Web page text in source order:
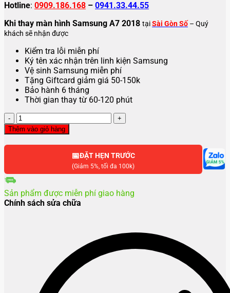
Hotline: 0909.186.168 – 0941.33.44.55
Khi thay màn hình Samsung A7 2018 tạiSài Gòn Số – Quý
khách sẽ nhận được
Kiểm tra lỗi miễn phí
Ký tên xác nhận trên linh kiện Samsung
Vệ sinh Samsung miễn phí
Tặng Giftcard giảm giá 50-150k
Bảo hành 6 tháng
Thời gian thay từ 60-120 phút
Thay
màn
hình
Samsung
số
Thêm vào giỏ hàng
📅ĐẶT HẸN TRƯỚC
(Giảm 5%, tối đa 100k)
Sản phẩm được miễn phí giao hàng
Chính sách sửa chữa